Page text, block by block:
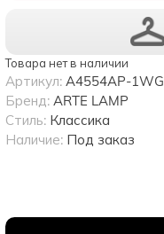
Товара нет в наличии
Артикул: A4554AP-1WG
Бренд: ARTE LAMP
Стиль: Классика
Наличие: Под заказ